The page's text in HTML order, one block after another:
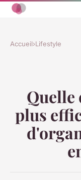
Accueil›Lifestyle
Quelle
plus